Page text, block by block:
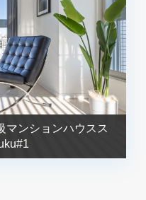
ンションハウスス